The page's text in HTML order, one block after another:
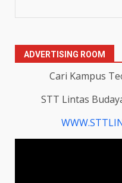
ADVERTISING ROOM
Cari Kampus
STT Lintas